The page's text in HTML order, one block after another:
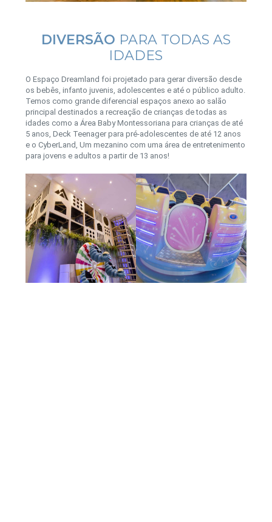
DIVERSÃO PARA TODAS AS
IDADES
O Espaço Dreamland foi projetado para gerar diversão desde
os bebês, infanto juvenis, adolescentes e até o público adulto.
Temos como grande diferencial espaços anexo ao salão
principal destinados a recreação de crianças de todas as
idades como a Área Baby Montessoriana para crianças de até
5 anos, Deck Teenager para pré-adolescentes de até 12 anos
e o CyberLand, Um mezanino com uma área de entretenimento
para jovens e adultos a partir de 13 anos!